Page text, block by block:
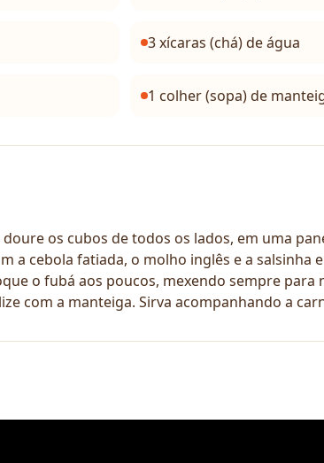
3 xícaras (chá) de água
1 colher (sopa) de
doure os cubos de todos os lados, em uma
a cebola fatiada, o molho inglês e a salsinha
o fubá aos poucos, mexendo sempre para
com a manteiga. Sirva acompanhando a